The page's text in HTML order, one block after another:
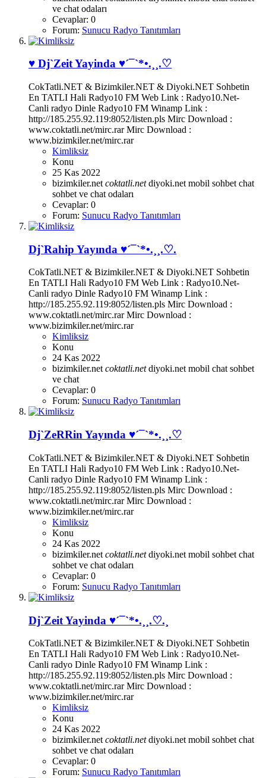
ve chat odaları
Cevaplar: 0
Forum: Sunucu Radyo Tanıtımları
♥ Dj`Zeit Yayinda ♥´¯`*•.¸¸.♡
CokTatli.NET & Bizimkiler.NET & Diyoki.NET Sohbetin
En TATLI Hali Radyo10 FM Web Link : Radyo10.Net-
Canli radyo Dinle Radyo10 FM Winamp Link :
http://185.255.92.119:8052/listen.pls Mirc Download :
www.coktatli.net/mirc.rar Mirc Download :
www.bizimkiler.net/mirc.rar
Kimliksiz
Konu
25 Kas 2022
bizimkiler.net coktatli.net diyoki.net mobil sohbet chat
sohbet ve chat odaları
Cevaplar: 0
Forum: Sunucu Radyo Tanıtımları
Dj`Rahip Yayında ♥´¯`*•.¸¸.♡.
CokTatli.NET & Bizimkiler.NET & Diyoki.NET Sohbetin
En TATLI Hali Radyo10 FM Web Link : Radyo10.Net-
Canli radyo Dinle Radyo10 FM Winamp Link :
http://185.255.92.119:8052/listen.pls Mirc Download :
www.coktatli.net/mirc.rar Mirc Download :
www.bizimkiler.net/mirc.rar
Kimliksiz
Konu
24 Kas 2022
bizimkiler.net coktatli.net diyoki.net mobil chat sohbet
ve chat
Cevaplar: 0
Forum: Sunucu Radyo Tanıtımları
Dj`ZeRRin Yayında ♥´¯`*•.¸¸.♡
CokTatli.NET & Bizimkiler.NET & Diyoki.NET Sohbetin
En TATLI Hali Radyo10 FM Web Link : Radyo10.Net-
Canli radyo Dinle Radyo10 FM Winamp Link :
http://185.255.92.119:8052/listen.pls Mirc Download :
www.coktatli.net/mirc.rar Mirc Download :
www.bizimkiler.net/mirc.rar
Kimliksiz
Konu
24 Kas 2022
bizimkiler.net coktatli.net diyoki.net mobil sohbet chat
sohbet ve chat odaları
Cevaplar: 0
Forum: Sunucu Radyo Tanıtımları
Dj`Zeit Yayinda ♥´¯`*•.¸¸.♡.¸
CokTatli.NET & Bizimkiler.NET & Diyoki.NET Sohbetin
En TATLI Hali Radyo10 FM Web Link : Radyo10.Net-
Canli radyo Dinle Radyo10 FM Winamp Link :
http://185.255.92.119:8052/listen.pls Mirc Download :
www.coktatli.net/mirc.rar Mirc Download :
www.bizimkiler.net/mirc.rar
Kimliksiz
Konu
24 Kas 2022
bizimkiler.net coktatli.net diyoki.net mobil sohbet chat
sohbet ve chat odaları
Cevaplar: 0
Forum: Sunucu Radyo Tanıtımları